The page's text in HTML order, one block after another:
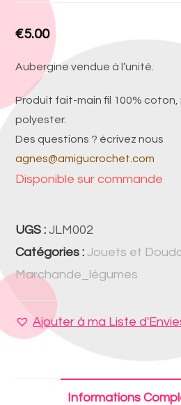
€5.00
Aubergine vendue à l’unité.
Produit fait-main fil 100% coton,
polyester.
Des questions ? écrivez nous
agnes@amigucrochet.com
Disponible sur commande
UGS :JLM002
Catégories :Jouets et
Marchande_légumes
Ajouter à ma Liste
Informations